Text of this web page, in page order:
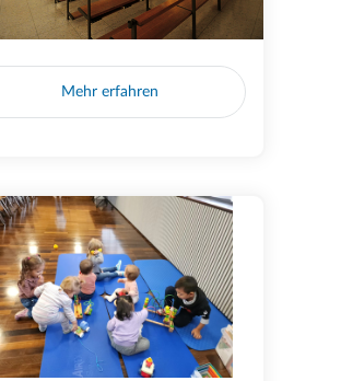
Mehr erfahren